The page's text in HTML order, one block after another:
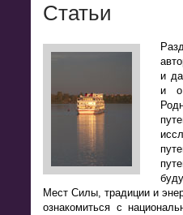
Статьи
и
и о
Мест Силы, традиции и
ознакомиться с